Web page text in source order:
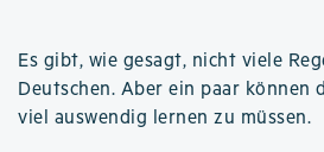
Es gibt, wie gesagt, nicht viele
Deutschen. Aber ein paar können
viel auswendig lernen zu müssen.